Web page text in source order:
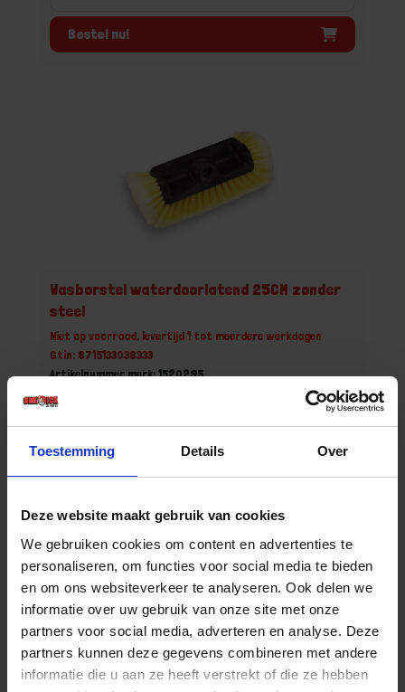
Toestemming Details Over
Deze website maakt gebruik van cookies
We gebruiken cookies om content en advertenties te
personaliseren, om functies voor social media te bieden
en om ons websiteverkeer te analyseren. Ook delen we
informatie over uw gebruik van onze site met onze
partners voor social media, adverteren en analyse. Deze
partners kunnen deze gegevens combineren met andere
informatie die u aan ze heeft verstrekt of die ze hebben
Bestel nu!
Wasborstel waterdoorlatend 25CM zonder
steel
Niet op voorraad, levertijd 1 tot meerdere werkdagen
Gtin: 8715133038333
Artikelnummer merk: 1520295
- +
Bestel nu!